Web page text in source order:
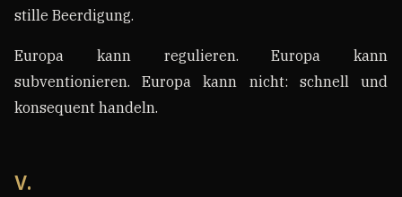
stille Beerdigung.
Europa kann regulieren. Europa kann
subventionieren. Europa kann nicht: schnell und
konsequent handeln.
V.